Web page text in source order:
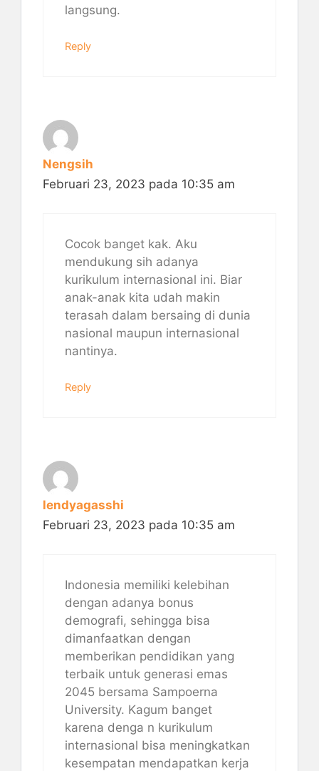
langsung.
Reply
Nengsih
Februari 23, 2023 pada 10:35 am
Cocok banget kak. Aku
mendukung sih adanya
kurikulum internasional ini. Biar
anak-anak kita udah makin
terasah dalam bersaing di dunia
nasional maupun internasional
nantinya.
Reply
lendyagasshi
Februari 23, 2023 pada 10:35 am
Indonesia memiliki kelebihan
dengan adanya bonus
demografi, sehingga bisa
dimanfaatkan dengan
memberikan pendidikan yang
terbaik untuk generasi emas
2045 bersama Sampoerna
University. Kagum banget
karena denga n kurikulum
internasional bisa meningkatkan
kesempatan mendapatkan kerja